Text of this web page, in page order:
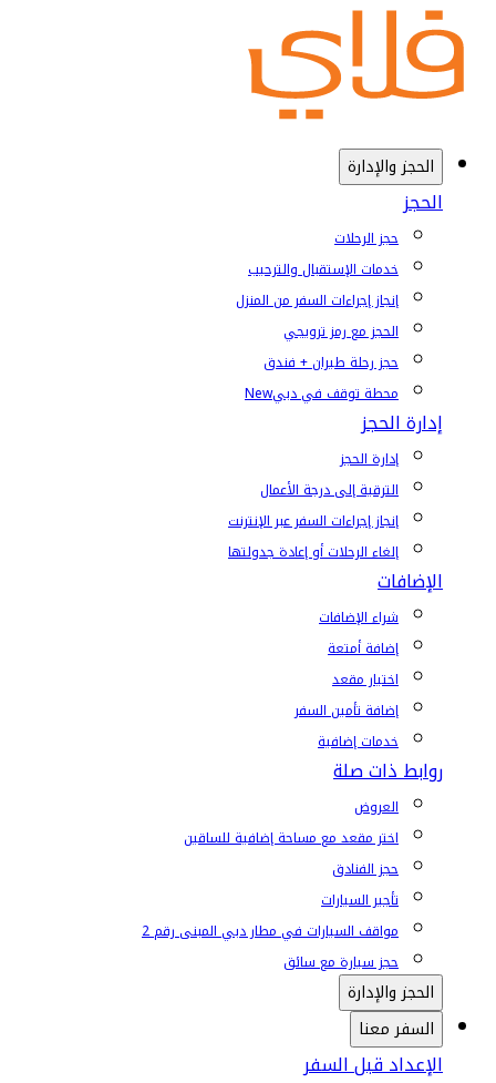
الحجز والإدارة
الحجز
حجز الرحلات
خدمات الإستقبال والترحيب
إنجاز إجراءات السفر من المنزل
الحجز مع رمز ترويجي
حجز رحلة طيران + فندق
محطة توقف في دبيNew
إدارة الحجز
إدارة الحجز
الترقية إلى درجة الأعمال
إنجاز إجراءات السفر عبر الإنترنت
إلغاء الرحلات أو إعادة جدولتها
الإضافات
شراء الإضافات
إضافة أمتعة
اختيار مقعد
إضافة تأمين السفر
خدمات إضافية
روابط ذات صلة
العروض
اختر مقعد مع مساحة إضافية للساقين
حجز الفنادق
تأجير السيارات
مواقف السيارات في مطار دبي المبنى رقم 2
حجز سيارة مع سائق
الحجز والإدارة
السفر معنا
الإعداد قبل السفر